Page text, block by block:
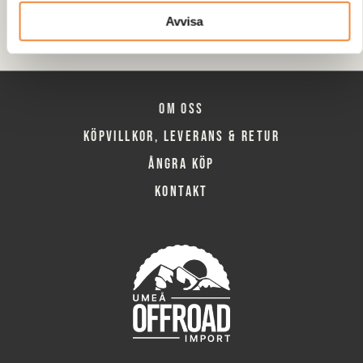
Avvisa
Om oss
Köpvillkor, leverans & retur
Ångra köp
Kontakt